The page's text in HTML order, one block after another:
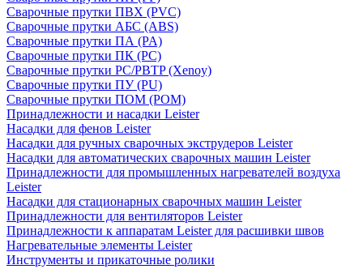
Сварочные прутки ПВХ (PVC)
Сварочные прутки АБС (ABS)
Сварочные прутки ПА (PA)
Сварочные прутки ПК (PC)
Сварочные прутки PC/PBTP (Xenoy)
Сварочные прутки ПУ (PU)
Сварочные прутки ПОМ (POM)
Принадлежности и насадки Leister
Насадки для фенов Leister
Насадки для ручных сварочных экструдеров Leister
Насадки для автоматических сварочных машин Leister
Принадлежности для промышленных нагревателей воздуха
Leister
Насадки для стационарных сварочных машин Leister
Принадлежности для вентиляторов Leister
Принадлежности к аппаратам Leister для расшивки швов
Нагревательные элементы Leister
Инструменты и прикаточные ролики